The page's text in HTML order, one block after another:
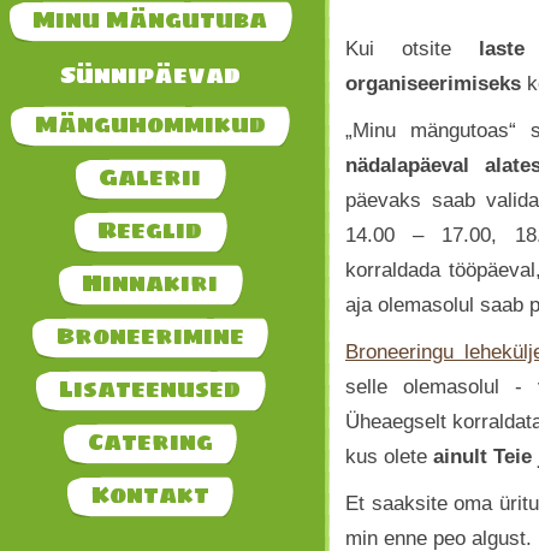
Minu Mängutuba
Sünnipäevad
Mänguhommikud
Galerii
Reeglid
Hinnakiri
Broneerimine
Lisateenused
Catering
Kontakt
Kui otsite
organiseerimiseks
„Minu
nädalapäeval
päevaks saab
14.00 – 17.00,
korraldada
aja olemasolul saab
Broneeringu
selle olemasolul -
Üheaegselt
kus olete ainult Teie
Et saaksite oma
min enne peo algust.